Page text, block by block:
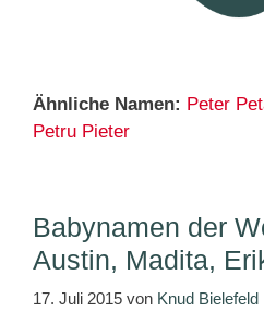
Ähnliche Namen: Peter
Petru Pieter
Babynamen der
Austin, Madita,
17. Juli 2015 von Knud Bielefeld